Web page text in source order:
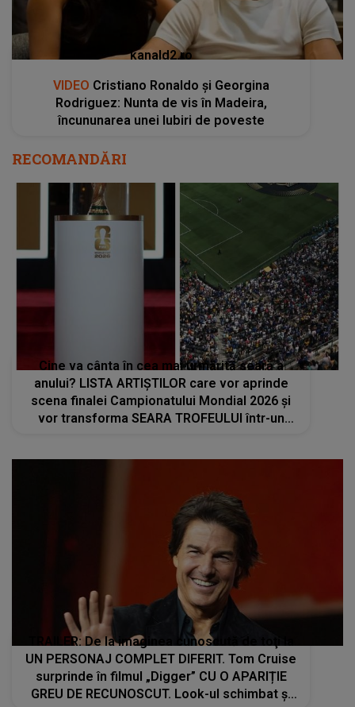
kanald2.ro
VIDEO Cristiano Ronaldo și Georgina
Rodriguez: Nunta de vis în Madeira,
încununarea unei Iubiri de poveste
RECOMANDĂRI
Cine va cânta în cea mai urmărită seară a
anului? LISTA ARTIȘTILOR care vor aprinde
scena finalei Campionatului Mondial 2026 și
vor transforma SEARA TROFEULUI într-un
TRAILER: De la imaginea cunoscută de toţi la
UN PERSONAJ COMPLET DIFERIT. Tom Cruise
surprinde în filmul „Digger” CU O APARIȚIE
GREU DE RECUNOSCUT. Look-ul schimbat şi